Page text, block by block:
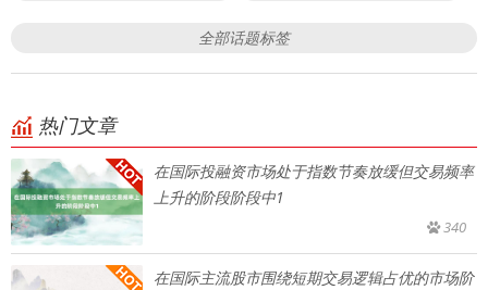
全部话题标签
热门文章
在国际投融资市场处于指数节奏放缓但交易频率
上升的阶段阶段中1
340
在国际主流股市围绕短期交易逻辑占优的市场阶